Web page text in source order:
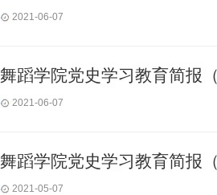
2021-06-07
舞蹈学院党史学习教育简报
2021-06-07
舞蹈学院党史学习教育简报
2021-05-07